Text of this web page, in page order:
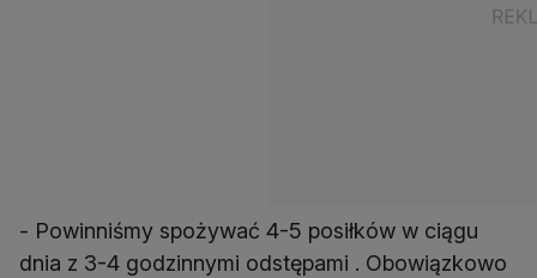
- Powinniśmy spożywać 4-5 posiłków w ciągu
dnia z 3-4 godzinnymi odstępami . Obowiązkowo